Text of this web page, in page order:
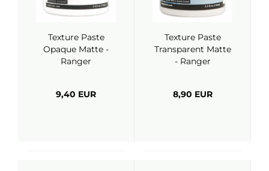
Texture Paste
Opaque Matte -
Ranger
9,40 EUR
Texture Paste
Transparent Matte
- Ranger
8,90 EUR